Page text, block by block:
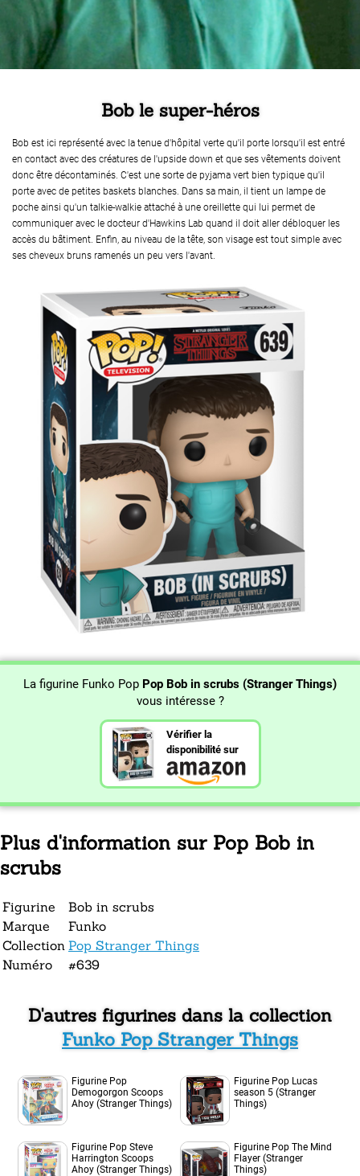
Bob le super-héros
Bob est ici représenté avec la tenue d'hôpital verte qu'il porte lorsqu'il est entré
en contact avec des créatures de l'upside down et que ses vêtements doivent
donc être décontaminés. C'est une sorte de pyjama vert bien typique qu'il
porte avec de petites baskets blanches. Dans sa main, il tient un lampe de
poche ainsi qu'un talkie-walkie attaché à une oreillette qui lui permet de
communiquer avec le docteur d'Hawkins Lab quand il doit aller débloquer les
accès du bâtiment. Enfin, au niveau de la tête, son visage est tout simple avec
ses cheveux bruns ramenés un peu vers l'avant.
La figurine Funko Pop Pop Bob in scrubs (Stranger Things)
vous intéresse ?
Vérifier la
disponibilité sur
Plus d'information sur Pop Bob in
scrubs
Figurine
Bob in scrubs
Marque
Funko
Collection Pop Stranger Things
Numéro
#639
D'autres figurines dans la collection
Funko Pop Stranger Things
Figurine Pop
Demogorgon Scoops
Ahoy (Stranger Things)
Figurine Pop Lucas
season 5 (Stranger
Things)
Figurine Pop Steve
Harrington Scoops
Ahoy (Stranger Things)
Figurine Pop The Mind
Flayer (Stranger
Things)